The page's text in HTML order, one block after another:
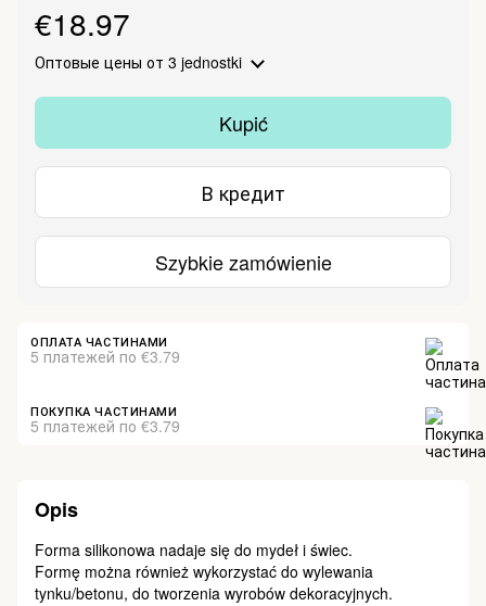
€18.97
Оптовые цены от 3 jednostki
Kupić
В кредит
Szybkie zamówienie
ОПЛАТА ЧАСТИНАМИ
5 платежей по €3.79
ПОКУПКА ЧАСТИНАМИ
5 платежей по €3.79
Opis
Forma silikonowa nadaje się do mydeł i świec.
Formę można również wykorzystać do wylewania
tynku/betonu, do tworzenia wyrobów dekoracyjnych.